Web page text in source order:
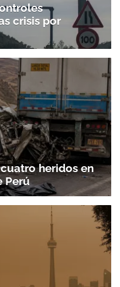
crisis por
heridos en
Perú